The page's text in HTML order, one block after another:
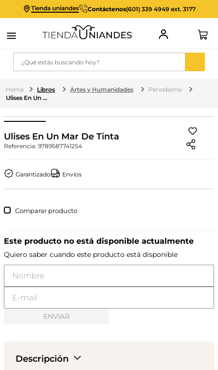
Tienda uniandes Contáctenos(601) 339 4949 ext. 3177
¿Qué estás buscando hoy?
Libros Artes y Humanidades
Periodismo
Ulises En Un Mar De Tinta
Ulises En Un Mar De Tinta
Referencia: 9789587741254
Garantizado Envíos
Comparar
Este producto no está disponible actualmente
Quiero saber cuando este producto está disponible
ENVIAR
Descripción